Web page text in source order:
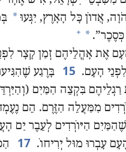
אֲדוֹן כָּל הָאָרֶץ,‏ יִגְּעוּ*
*
+
אֶת אָהֳלֵיהֶם זְמַן קָצָר
הָעָם.‏ 15
בָּרֶגַע
בִּקְצֵה הַמַּיִם
מִמַּעֲלֵה הַזֶּרֶם.‏ הֵם
הַיּוֹרְדִים לְעֵבֶר יַם
עָבְרוּ מוּל יְרִיחוֹ.‏ 17